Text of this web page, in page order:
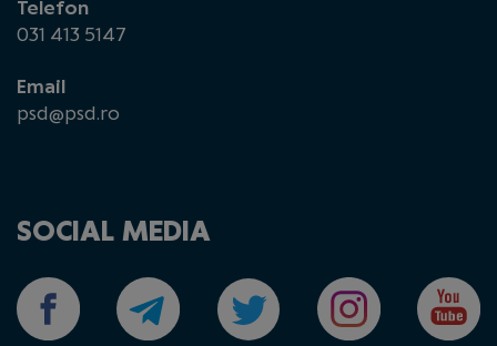
Telefon
031 413 5147
Email
psd@psd.ro
SOCIAL MEDIA